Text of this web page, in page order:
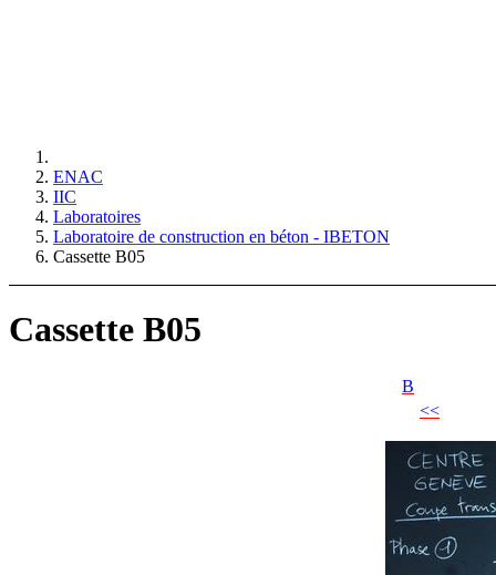
ENAC
IIC
Laboratoires
Laboratoire de construction en béton - IBETON
Cassette B05
Cassette B05
B
<<